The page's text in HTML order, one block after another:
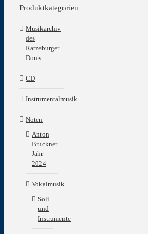
Produktkategorien
Musikarchiv
des
Ratzeburger
Doms
CD
Instrumentalmusik
Noten
Anton
Bruckner
Jahr
2024
Vokalmusik
Soli
und
Instrumente